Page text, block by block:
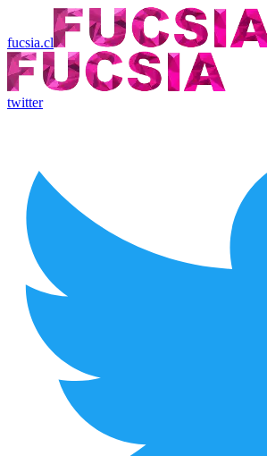
fucsia.cl
twitter